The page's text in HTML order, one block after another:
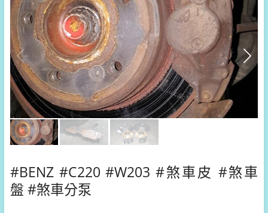
#BENZ #C220 #W203 #煞車皮 #煞車
盤 #煞車分泵